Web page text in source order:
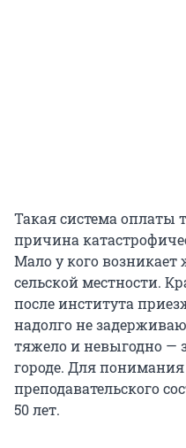
Такая система оплаты
причина
Мало у кого возникает
сельской местности.
после института
надолго не
тяжело и невыгодно —
городе. Для
преподавательского
50 лет.